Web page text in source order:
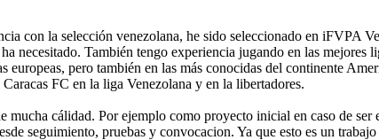
con la selección venezolana, he sido seleccionado en iFVPA
necesitado. También tengo experiencia jugando en las
pero también en las más conocidas del continente
FC en la liga Venezolana y en la libertadores.
cálidad. Por ejemplo como proyecto inicial en caso de
seguimiento, pruebas y convocacion. Ya que esto es un